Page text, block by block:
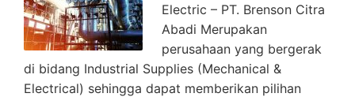
Electric – PT. Brenson Citra
Abadi Merupakan
perusahaan yang bergerak
di bidang Industrial Supplies (Mechanical &
Electrical) sehingga dapat memberikan pilihan